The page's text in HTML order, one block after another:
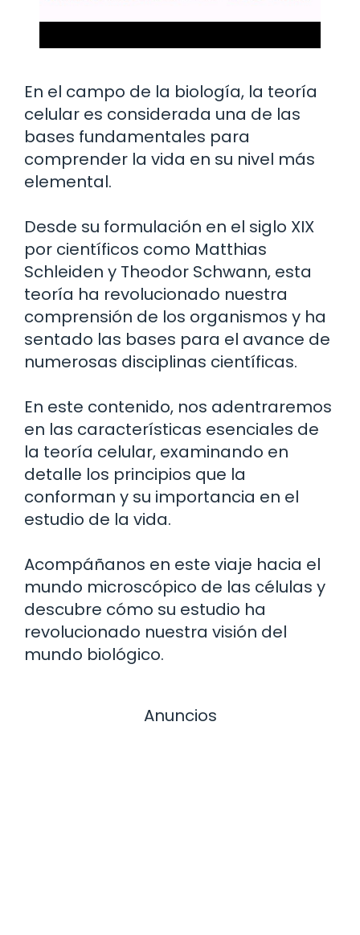
En el campo de la biología, la teoría
celular es considerada una de las
bases fundamentales para
comprender la vida en su nivel más
elemental.
Desde su formulación en el siglo XIX
por científicos como Matthias
Schleiden y Theodor Schwann, esta
teoría ha revolucionado nuestra
comprensión de los organismos y ha
sentado las bases para el avance de
numerosas disciplinas científicas.
En este contenido, nos adentraremos
en las características esenciales de
la teoría celular, examinando en
detalle los principios que la
conforman y su importancia en el
estudio de la vida.
Acompáñanos en este viaje hacia el
mundo microscópico de las células y
descubre cómo su estudio ha
revolucionado nuestra visión del
mundo biológico.
Anuncios